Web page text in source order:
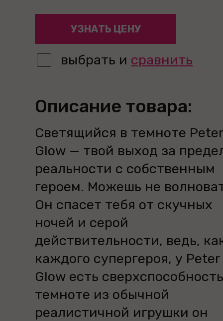
УЗНАТЬ ЦЕНУ
выбрать и сравнить
Описание товара:
Светящийся в темноте Peter
Glow — твой выход за
реальности с собственным
героем. Можешь не
Он спасет тебя от скучных
ночей и серой
действительности, ведь,
каждого супергероя, у Peter
Glow есть
темноте из обычной
реалистичной игрушки он